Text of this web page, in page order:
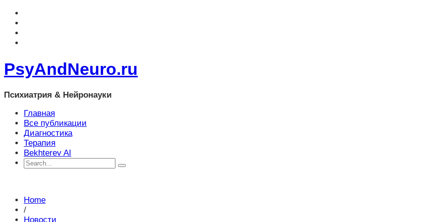
PsyAndNeuro.ru
Психиатрия & Нейронауки
Главная
Все публикации
Диагностика
Терапия
Bekhterev AI
Home
/
Новости